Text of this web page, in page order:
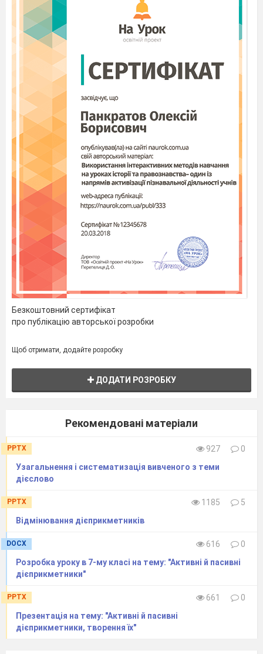
рятуватимемо
В мощу, кручу, сідатиму, насипатиму
Г
звертаюсь, виростатимемо, лежу,
відбудуємо
У формі 2-ої особи однини всі
дієслова рядка
А оспівують, відстежує, маринує,
освітлюватиме
Б буде змінювати, роззброював, співає,
диригує
В грає, захоплюватиметься, снідає,
Г недочуває, зароблятиме, вирівнює,
непокояться
Усі дієслова доконаного виду в рядку
А виступити, зіпсувати, поснідати,
написати
стояти
В впіймати, купатись, крутити,
будувати
Усі дієслова дійсного способу в рядку
А зробиш, сказав, пишу, стоїти
Б читайте, ходить, вишиває, пече
В ходімо, солимо, стереже, худну
Г заграєш, снідав би, говоримо, спиш
Усі дієслова наказового способу в
рядку
Б наносіть, перемелюйте, зрубай,
побродімо
Безкоштовний сертифікат
про публікацію авторської розробки
Щоб отримати, додайте розробку
ДОДАТИ РОЗРОБКУ
Рекомендовані матеріали
PPTX 927
0
Узагальнення і систематизація вивченого з теми
дієслово
PPTX 1185
5
Відмінювання дієприкметників
DOCX 616
0
Розробка уроку в 7-му класі на тему: "Активні й пасивні
дієприкметники"
PPTX 661
0
Презентація на тему: "Активні й пасивні
дієприкметники, творення їх"